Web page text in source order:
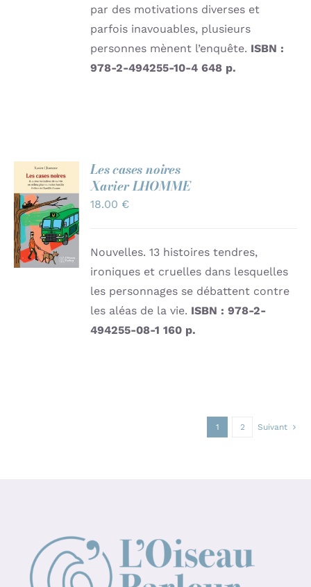
par des motivations diverses et
parfois inavouables, plusieurs
personnes mènent l’enquête. ISBN :
978-2-494255-10-4648 p.
AJOUTER
AU
PANIER
/
DÉTAILS
Les cases noires
Xavier LHOMME
18.00 €
Nouvelles. 13 histoires tendres,
ironiques et cruelles dans lesquelles
les personnages se débattent contre
les aléas de la vie. ISBN : 978-2-
494255-08-1160 p.
1 2 Suivant